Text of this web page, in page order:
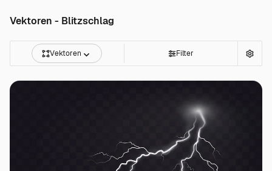
Vektoren - Blitzschlag
Vektoren Filter